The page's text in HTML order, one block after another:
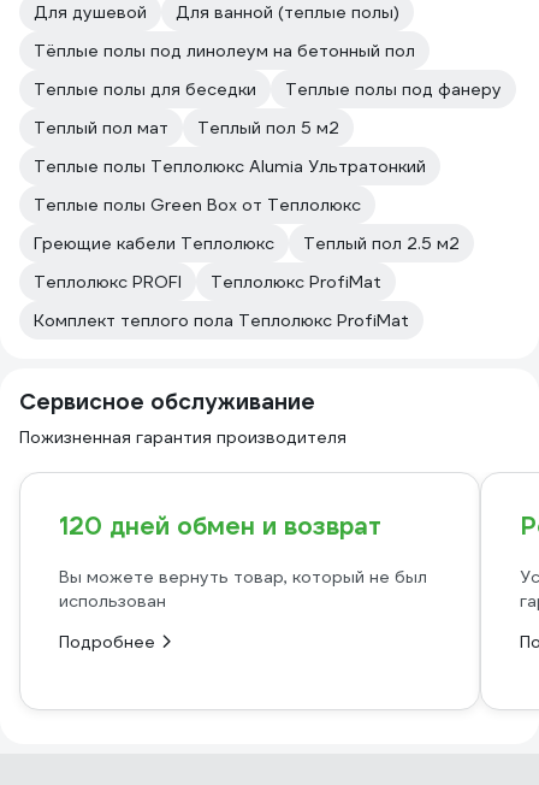
Для душевой
Для ванной (теплые полы)
Тёплые полы под линолеум на бетонный пол
Теплые полы для беседки
Теплые полы под фанеру
Теплый пол мат
Теплый пол 5 м2
Теплые полы Теплолюкс Alumia Ультратонкий
Теплые полы Green Box от Теплолюкс
Греющие кабели Теплолюкс
Теплый пол 2.5 м2
Теплолюкс PROFI
Теплолюкс ProfiMat
Комплект теплого пола Теплолюкс ProfiMat
Сервисное обслуживание
Пожизненная гарантия производителя
120 дней обмен и возврат
Вы можете вернуть товар, который не был
использован
Подробнее